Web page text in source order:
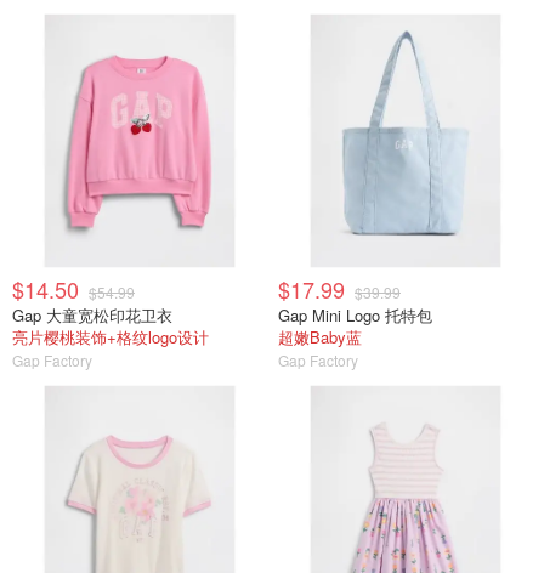
$14.50 $54.99
Gap 大童宽松印花卫衣
亮片樱桃装饰+格纹logo设计
Gap Factory
$17.99 $39.99
Gap Mini Logo 托特包
超嫩Baby蓝
Gap Factory